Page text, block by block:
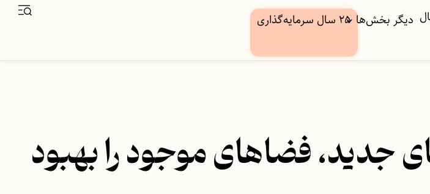
دیگر بخش‌ها ۲۵ سال سرمایه‌گذاری
جدید، فضاهای موجود را بهبود